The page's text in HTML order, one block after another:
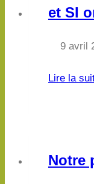
et SI
9 avril
Lire la
Notre